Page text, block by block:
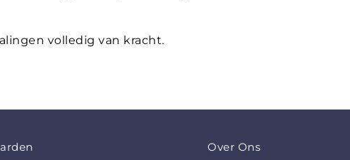
volledig van kracht.
Over Ons